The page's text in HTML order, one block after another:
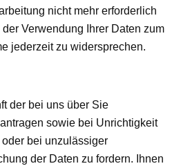
nicht mehr erforderlich
Verwendung Ihrer Daten zum
jederzeit zu widersprechen.
der bei uns über Sie
sowie bei Unrichtigkeit
bei unzulässiger
der Daten zu fordern. Ihnen